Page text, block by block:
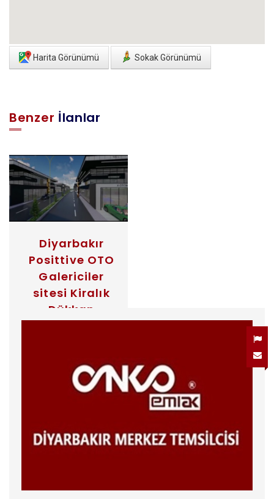
Harita Görünümü Sokak Görünümü
Benzer İlanlar
Diyarbakır
Posittive OTO
Galericiler
sitesi Kiralık
Dükkan
Kiralık Dükkanlar
Diyarbakır Positive
Galericiler Sitesi.
Diyarbakır'da artık